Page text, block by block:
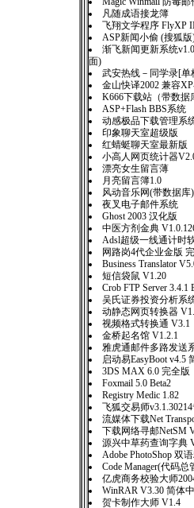
凡随成语接龙簿
飞翔文学程序 FlyXP
ASP新闻小偷 (搜狐版
渐飞新闻更新系统
面)
武安热线－同学录[单
金山快译2002 兼容
K666下载站（带数据
ASP+Flash BBS系统
动感极品下载管理系
印象聊天室超级版
红蜻蜓聊天室最新版
小高人网页统计器
漂亮女生留言薄
月亮留言簿1.0
风动音乐网(带数据库)
夜叉电子邮件系统
Ghost 2003 汉化版
中医方剂金典
Adsl超级一线通计时
网路岗4代企业金版
Business Translator
短信袋鼠 V1.20
Crob FTP Server
吴氏证券投资分析系
动静态网页转换器
视频格式转换通 V3.1
金桥起名馆 V1.2.1
雅虎通邮件多路发送
启动易EasyBoot v4.5
3DS MAX 6.0 完全版
Foxmail 5.0 Beta2
Registry Medic 1.82
飞狐交易师
流媒体下载Net
下载网络寻邮NetSM
源兴中草药查询字典
Adobe PhotoShop 双
Code Manager(代码总
亿虎商务校验大师
WinRAR V3.30 简体
贺卡制作大师 V1.4